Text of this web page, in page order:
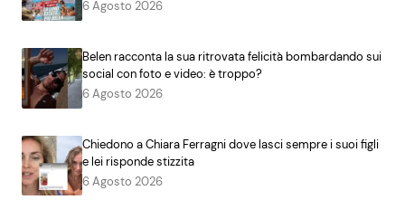
6 Agosto 2026
Belen racconta la sua ritrovata felicità bombardando sui
social con foto e video: è troppo?
6 Agosto 2026
Chiedono a Chiara Ferragni dove lasci sempre i suoi figli
e lei risponde stizzita
6 Agosto 2026